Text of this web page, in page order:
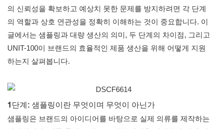
의 신뢰성을 확보하고 예상치 못한 문제를 방지하려면 각 단계
의 역할과 상호 연관성을 정확히 이해하는 것이 중요합니다. 이
글에서는 샘플링과 대량 생산의 의미, 두 단계의 차이점, 그리고
UNIT-100이 브랜드의 효율적인 제품 생산을 위해 어떻게 지원
하는지 살펴봅니다.
1단계: 샘플링이란 무엇이며 무엇이 아닌가
샘플링은 브랜드의 아이디어를 바탕으로 실제 의류를 제작하는